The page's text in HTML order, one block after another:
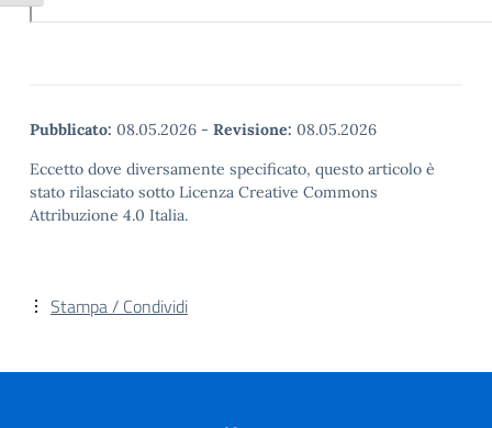
Pubblicato: 08.05.2026 - Revisione: 08.05.2026
Eccetto dove diversamente specificato, questo articolo è
stato rilasciato sotto Licenza Creative Commons
Attribuzione 4.0 Italia.
Stampa / Condividi